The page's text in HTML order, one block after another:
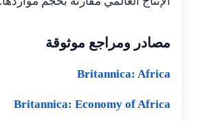
مصادر ومراجع موثوقة
Britannica: Africa
Britannica: Economy of Africa